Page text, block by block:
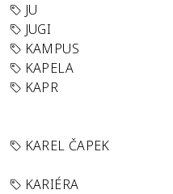
JU
JUGI
KAMPUS
KAPELA
KAPR
KAREL ČAPEK
KARIÉRA